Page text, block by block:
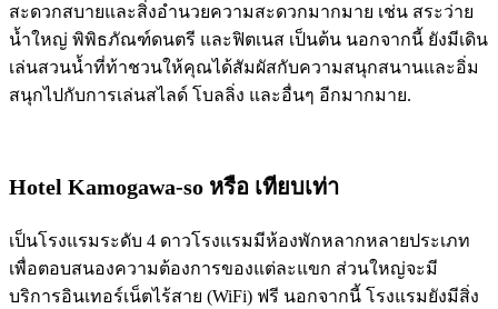
สะดวกสบายและสิ่งอำนวยความสะดวกมากมาย เช่น สระว่าย
น้ำใหญ่ พิพิธภัณฑ์ดนตรี และฟิตเนส เป็นต้น นอกจากนี้ ยังมีเดิน
เล่นสวนน้ำที่ท้าชวนให้คุณได้สัมผัสกับความสนุกสนานและอิ่ม
สนุกไปกับการเล่นสไลด์ โบลลิ่ง และอื่นๆ อีกมากมาย.
Hotel Kamogawa-so หรือ เทียบเท่า
เป็นโรงแรมระดับ 4 ดาวโรงแรมมีห้องพักหลากหลายประเภท
เพื่อตอบสนองความต้องการของแต่ละแขก ส่วนใหญ่จะมี
บริการอินเทอร์เน็ตไร้สาย (WiFi) ฟรี นอกจากนี้ โรงแรมยังมีสิ่ง